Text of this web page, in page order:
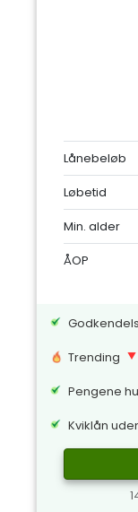
Lånebeløb
Løbetid
Min. alder
ÅOP
Trending
Pengene
Kviklån